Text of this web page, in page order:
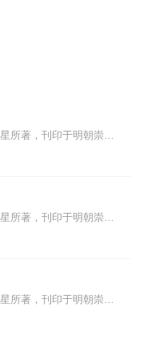
《天工开物》是明代学者宋应星所著，刊印于明朝崇祯十年（1637年），全书分上、中、下三篇，又细分做18卷。上篇记载了常见谷物的栽培和加工方法，养蚕、纺织和染色的...
《天工开物》是明代学者宋应星所著，刊印于明朝崇祯十年（1637年），全书分上、中、下三篇，又细分做18卷。上篇记载了常见谷物的栽培和加工方法，养蚕、纺织和染色的...
《天工开物》是明代学者宋应星所著，刊印于明朝崇祯十年（1637年），全书分上、中、下三篇，又细分做18卷。上篇记载了常见谷物的栽培和加工方法，养蚕、纺织和染色的...